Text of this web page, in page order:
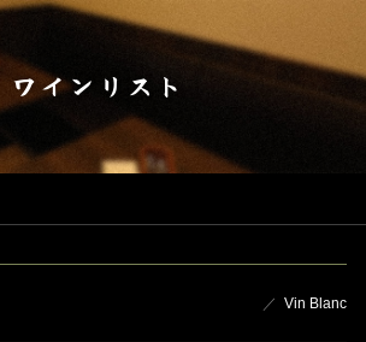
ワインリスト
Vin Blanc